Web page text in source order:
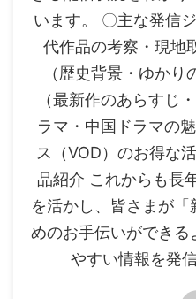
います。 〇主な発信
代作品の考察・現地
（歴史背景・ゆか
（最新作のあらすじ
ラマ・中国ドラマの
ス（VOD）のお得な
品紹介 これからも長
を活かし、皆さまが
めのお手伝いができる
やすい情報を発